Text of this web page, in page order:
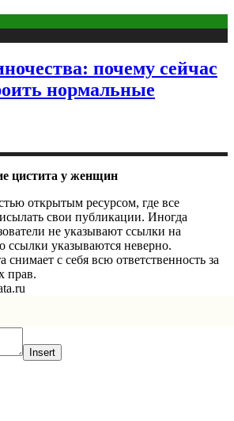
почему сейчас
нормальные
цистита у женщин
открытым ресурсом, где все
свои публикации. Иногда
не указывают ссылки на
ссылки указываются неверно.
с себя всю ответственность за
прав.
Insert